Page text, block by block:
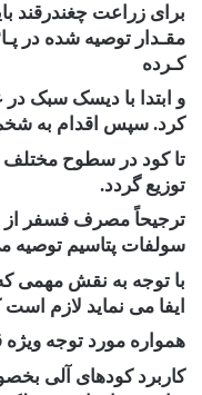
برای زراعت چغندرقند
مقـدار توصیه شده در
کـرده
کرد. سپس اقدام به
تا کود در سطوح
توزیع گردد.
ترجیحاً ‌مصرف فسفر از
سولفات پتاسیم توصیه
با توجه به نقش مهمی
ایفا می نماید لازم
همواره مورد توجه ویژه
کاربرد کودهای آلی